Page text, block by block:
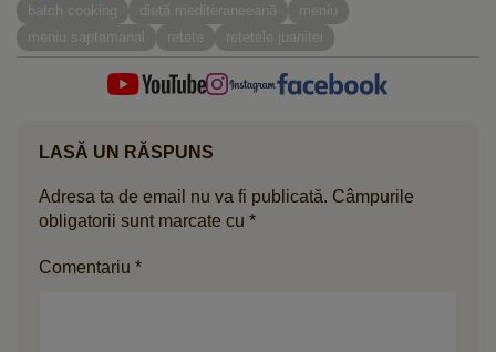
batch cooking dietă mediteraneeană
meniu
meniu saptamanal
retete retetele juanitei
LASĂ UN RĂSPUNS
Adresa ta de email nu va fi publicată. Câmpurile
obligatorii sunt marcate cu *
Comentariu *